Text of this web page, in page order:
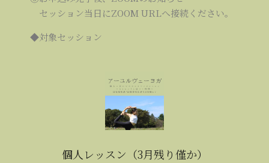
セッション当日にZOOM URLへ接続ください。
◆対象セッション
個人レッスン（3月残り僅か）